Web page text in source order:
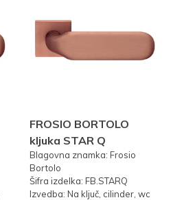
FROSIO BORTOLO
kljuka STAR Q
Blagovna znamka: Frosio
Bortolo
Šifra izdelka: FB.STARQ
Izvedba: Na ključ, cilinder, wc